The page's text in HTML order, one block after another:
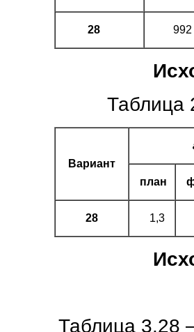
28 992
Таблица
Вариант
план
28 1,3
Таблица 3.28